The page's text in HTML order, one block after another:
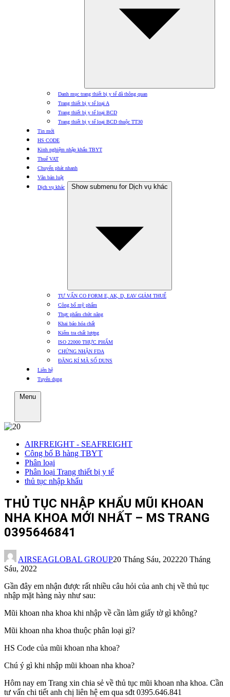
Danh mục trang thiết bị y tế đã thông quan
Trang thiết bị y tế loại A
Trang thiết bị y tế loại BCD
Trang thiết bị y tế loại BCD thuộc TT30
Tin mới
HS CODE
Kinh nghiệm nhập khẩu TBYT
Thuế VAT
Chuyển phát nhanh
Văn bản luật
Dịch vụ khác
Show submenu for Dịch vụ khác
TƯ VẤN CO FORM E, AK, D, EAV GIẢM THUẾ
Công bố mỹ phẩm
Thực phẩm chức năng
Khai báo hóa chất
Kiểm tra chất lượng
ISO 22000 THỰC PHẨM
CHỨNG NHẬN FDA
ĐĂNG KÍ MÃ SỐ DUNS
Liên hệ
Tuyển dụng
Menu
AIRFREIGHT - SEAFREIGHT
Công bố B hàng TBYT
Phân loại
Phân loại Trang thiết bị y tế
thủ tục nhập khẩu
THỦ TỤC NHẬP KHẨU MŨI KHOAN
NHA KHOA MỚI NHẤT – MS TRANG
0395646841
AIRSEAGLOBAL GROUP20 Tháng Sáu, 202220 Tháng
Sáu, 2022
Gần đây em nhận được rất nhiều câu hỏi của anh chị về thủ tục
nhập mặt hàng này như sau:
Mũi khoan nha khoa khi nhập về cần làm giấy tờ gì không?
Mũi khoan nha khoa thuộc phân loại gì?
HS Code của mũi khoan nha khoa?
Chú ý gì khi nhập mũi khoan nha khoa?
Hôm nay em Trang xin chia sẻ về thủ tục mũi khoan nha khoa. Cần
tư vấn chi tiết anh chị liên hệ em qua sđt 0395.646.841